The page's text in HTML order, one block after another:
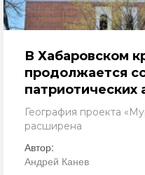
В Хабаровском
продолжается
патриотических
География проекта
расширена
Автор:
Андрей Канев